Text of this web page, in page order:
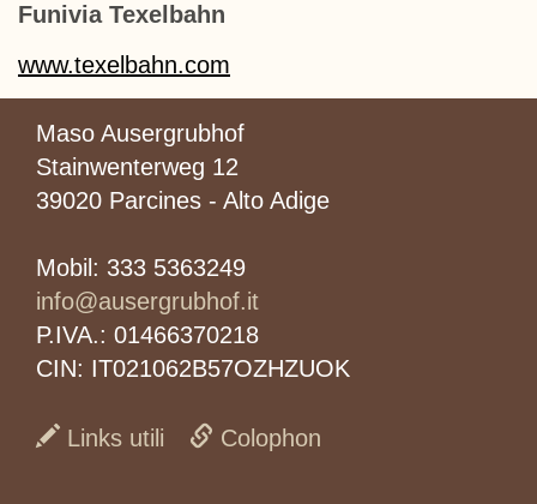
Funivia Texelbahn
www.texelbahn.com
Maso Ausergrubhof
Stainwenterweg 12
39020 Parcines - Alto Adige
Mobil: 333 5363249
info@ausergrubhof.it
P.IVA.: 01466370218
CIN: IT021062B57OZHZUOK
Links utili Colophon